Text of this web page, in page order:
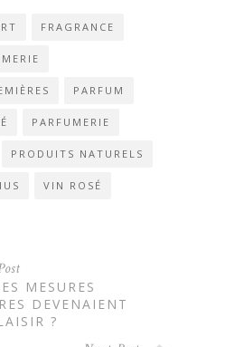
FRAGRANCE
PARFUM
PARFUMERIE
PRODUITS NATURELS
VIN ROSÉ
MESURES
DEVENAIENT
?